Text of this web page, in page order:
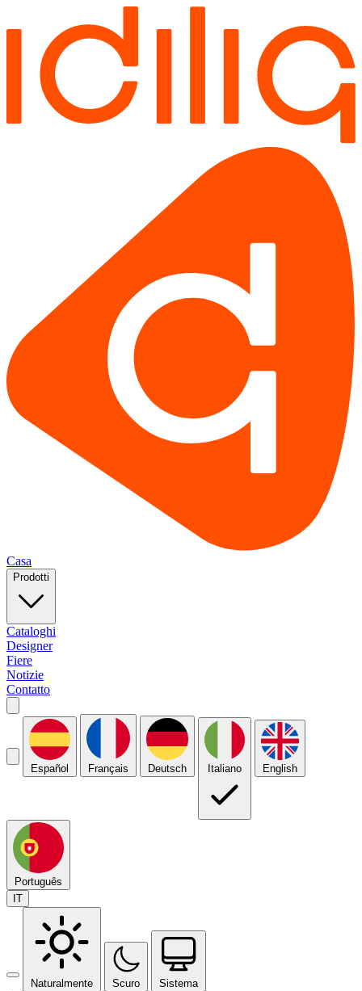
Casa
Prodotti
Cataloghi
Designer
Fiere
Notizie
Contatto
Español Français Deutsch Italiano English
Português
IT
Naturalmente Scuro Sistema